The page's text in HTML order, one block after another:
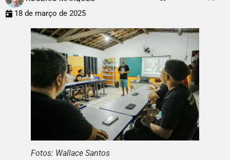
18 de março de 2025
Fotos: Wallace Santos